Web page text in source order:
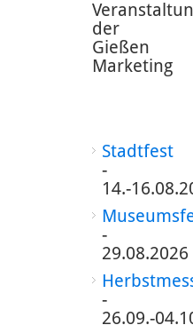
der
Gießen
Marketing
Stadtfest
-
14.-
-
29.08.2026
-
26.09.-